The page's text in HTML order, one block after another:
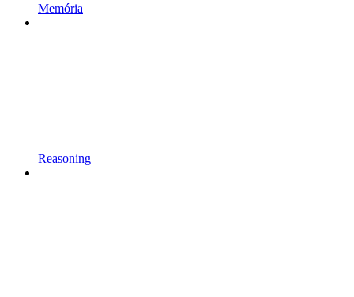
Memória
Reasoning